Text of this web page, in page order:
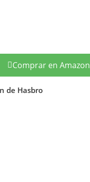
Comprar en Amazon
de Hasbro